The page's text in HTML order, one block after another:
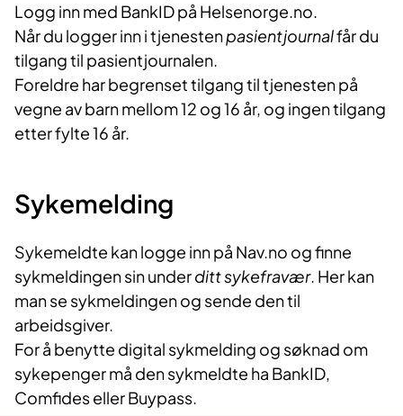
Logg inn med BankID på Helsenorge.no.
Når du logger inn i tjenestenpasientjournalfår du
tilgang til pasientjournalen.
Foreldre har begrenset tilgang til tjenesten på
vegne av barn mellom 12 og 16 år, og ingen tilgang
etter fylte 16 år.
Sykemelding
Sykemeldte kan logge inn på Nav.no og finne
sykmeldingen sin underditt sykefravær. Her kan
man se sykmeldingen og sende den til
arbeidsgiver.
For å benytte digital sykmelding og søknad om
sykepenger må den sykmeldte ha BankID,
Comfides eller Buypass.